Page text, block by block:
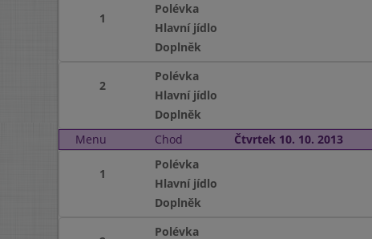
1
Polévka
Hlavní jídlo
Doplněk
2
Polévka
Hlavní jídlo
Doplněk
Menu
Chod Čtvrtek 10. 10. 2013
1
Polévka
Hlavní jídlo
Doplněk
Polévka